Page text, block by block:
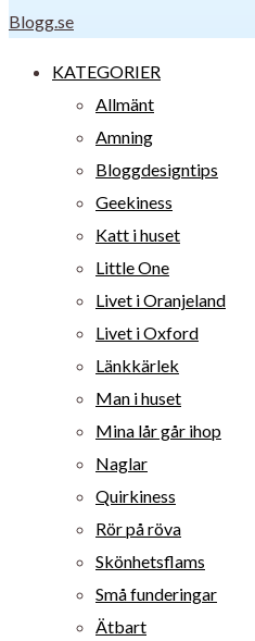
Blogg.se
KATEGORIER
Allmänt
Amning
Bloggdesigntips
Geekiness
Katt i huset
Little One
Livet i Oranjeland
Livet i Oxford
Länkkärlek
Man i huset
Mina lår går ihop
Naglar
Quirkiness
Rör på röva
Skönhetsflams
Små funderingar
Ätbart